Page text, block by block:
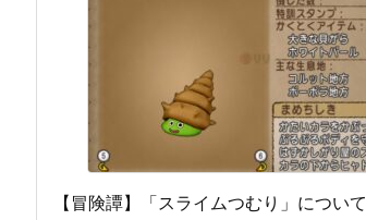
【冒険譚】「スライムつむり」について